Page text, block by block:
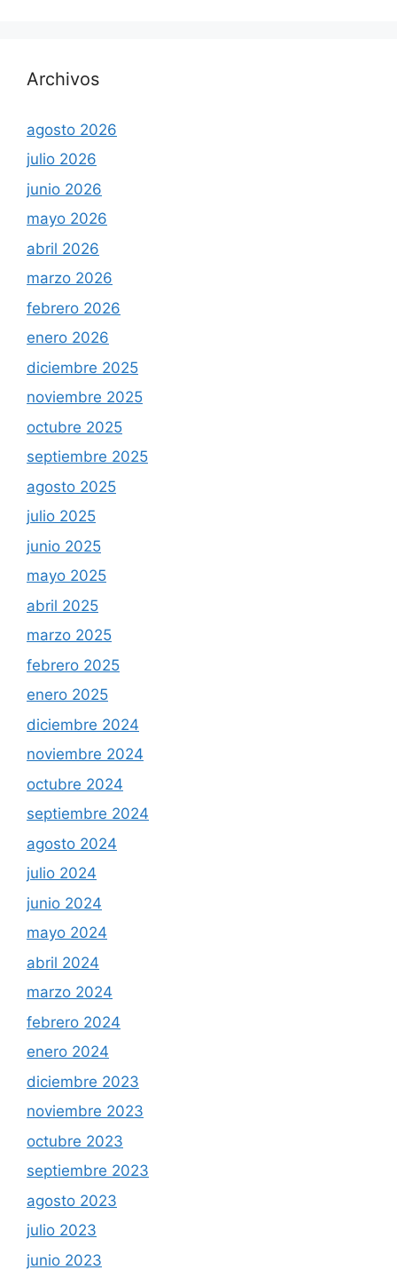
Archivos
agosto 2026
julio 2026
junio 2026
mayo 2026
abril 2026
marzo 2026
febrero 2026
enero 2026
diciembre 2025
noviembre 2025
octubre 2025
septiembre 2025
agosto 2025
julio 2025
junio 2025
mayo 2025
abril 2025
marzo 2025
febrero 2025
enero 2025
diciembre 2024
noviembre 2024
octubre 2024
septiembre 2024
agosto 2024
julio 2024
junio 2024
mayo 2024
abril 2024
marzo 2024
febrero 2024
enero 2024
diciembre 2023
noviembre 2023
octubre 2023
septiembre 2023
agosto 2023
julio 2023
junio 2023